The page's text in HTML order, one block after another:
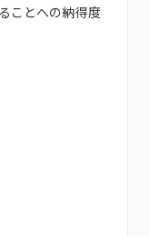
ことへの納得度